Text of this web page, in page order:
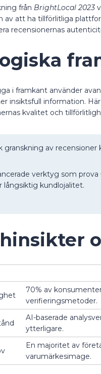
från BrightLocal 2023
av att ha tillförlitliga
recensionernas
i framkant använder
insiktsfull information.
kvalitet och
granskning av
verktyg som
långsiktig kundlojalitet.
70% av
verifieringsmetoder.
AI-baserade
ytterligare.
En majoritet av
varumärkesimage.